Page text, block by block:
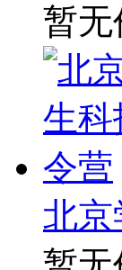
暂无
北